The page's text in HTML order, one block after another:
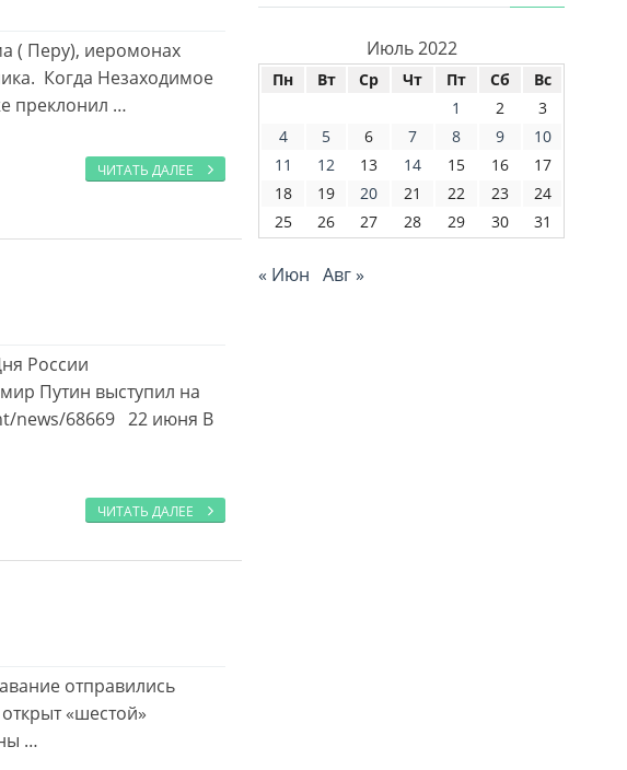
( Перу), иеромонах
Когда Незаходимое
преклонил …
ЧИТАТЬ ДАЛЕЕ
России
Путин выступил на
news/68669 22 июня В
ЧИТАТЬ ДАЛЕЕ
отправились
«шестой»
…
Июль 2022
Пн Вт Ср Чт Пт Сб
Вс
1
2
3
4
5 6 7 8 9
10
11
12 13 14 15 16
17
18
19 20 21 22 23
24
25
26 27 28 29 30 31
« Июн Авг »